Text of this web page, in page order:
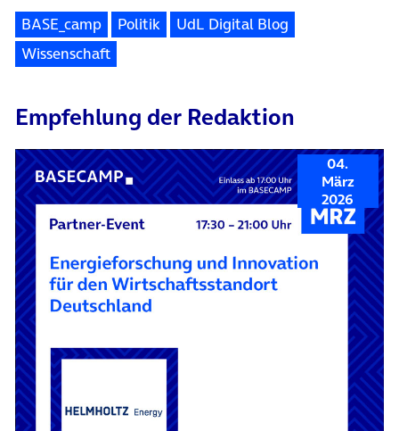
BASE_camp Politik
UdL Digital Blog
Wissenschaft
Empfehlung der Redaktion
04.
März
2026